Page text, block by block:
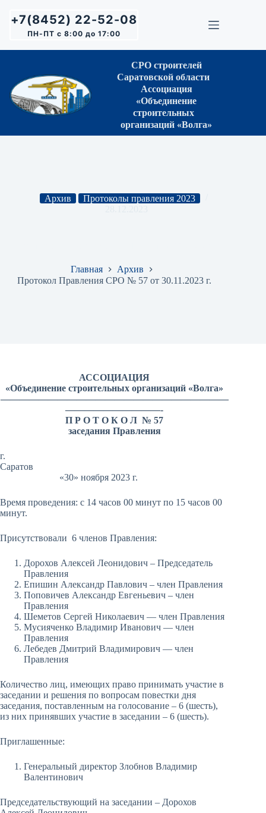
сути+7(8452) 22-52-08
ПН-ПТ с 8:00 до 17:00
СРО строителей
Саратовской области
Ассоциация
«Объединение
строительных
организаций «Волга»
Архив
Протоколы правления 2023
Главная
Архив
Протокол Правления СРО № 57 от 30.11.2023 г.
АССОЦИАЦИЯ
«Объединение строительных организаций «Волга»
————————————————————————
——————————-
П Р О Т О К О Л № 57
заседания Правления
г.
Саратов
«30» ноября 2023 г.
Время проведения: с 14 часов 00 минут по 15 часов 00
минут.
Присутствовали 6 членов Правления:
Дорохов Алексей Леонидович – Председатель
Правления
Епишин Александр Павлович – член Правления
Поповичев Александр Евгеньевич – член
Правления
Шеметов Сергей Николаевич — член Правления
Мусияченко Владимир Иванович — член
Правления
Лебедев Дмитрий Владимирович — член
Правления
Количество лиц, имеющих право принимать участие в
заседании и решения по вопросам повестки дня
заседания, поставленным на голосование – 6 (шесть),
из них принявших участие в заседании – 6 (шесть).
Приглашенные:
Генеральный директор Злобнов Владимир
Валентинович
Председательствующий на заседании – Дорохов